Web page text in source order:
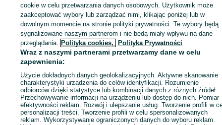
Zaloguj się / Załóż konto
Wyślij wiadomość Kup
cookie w celu przetwarzania danych osobowych. Użytkownik może
zaakceptować wybory lub zarządzać nimi, klikając poniżej lub w
dowolnym momencie na stronie polityki prywatności. Te wybory będą
sygnalizowane naszym partnerom i nie będą miały wpływu na dane
przeglądania. Polityka cookies, Polityka Prywatności
Wraz z naszymi partnerami przetwarzamy dane w celu
zapewnienia:
Użycie dokładnych danych geolokalizacyjnych. Aktywne skanowanie
charakterystyki urządzenia do celów identyfikacji. Rozumienie
odbiorców dzięki statystyce lub kombinacji danych z różnych źródeł.
Przechowywanie informacji na urządzeniu lub dostęp do nich. Pomiar
efektywności reklam. Rozwój i ulepszanie usług. Tworzenie profili w
personalizacji treści. Tworzenie profili w celu spersonalizowanych
reklam. Wykorzystywanie ograniczonych danych do wyboru reklam.